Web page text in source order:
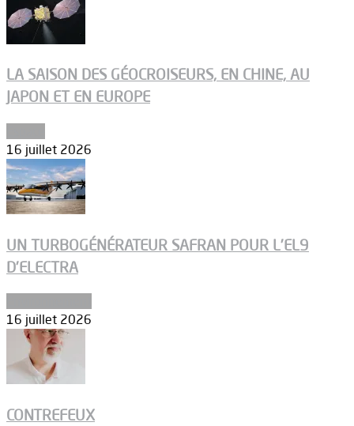
LA SAISON DES GÉOCROISEURS, EN CHINE, AU
JAPON ET EN EUROPE
16 juillet 2026
UN TURBOGÉNÉRATEUR SAFRAN POUR L’EL9
D’ELECTRA
16 juillet 2026
CONTREFEUX